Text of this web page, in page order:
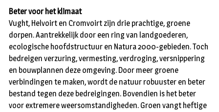
Beter voor het klimaat
Vught, Helvoirt en Cromvoirt zijn drie prachtige, groene
dorpen. Aantrekkelijk door een ring van landgoederen,
ecologische hoofdstructuur en Natura 2000-gebieden. Toch
bedreigen verzuring, vermesting, verdroging, versnippering
en bouwplannen deze omgeving. Door meer groene
verbindingen te maken, wordt de natuur robuuster en beter
bestand tegen deze bedreigingen. Bovendien is het beter
voor extremere weersomstandigheden. Groen vangt heftige